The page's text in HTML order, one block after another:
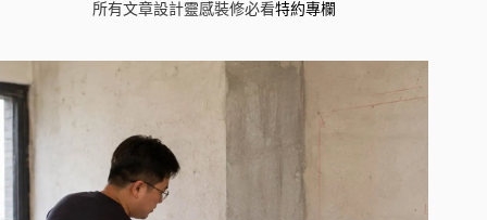
所有文章設計靈感裝修必看特約專欄